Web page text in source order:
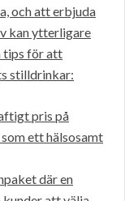
och att erbjuda
kan ytterligare
tips för att
stilldrinkar:
pris på
ett hälsosamt
där en